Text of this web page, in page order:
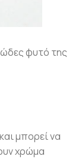
φυτό της
μπορεί να
χρώμα